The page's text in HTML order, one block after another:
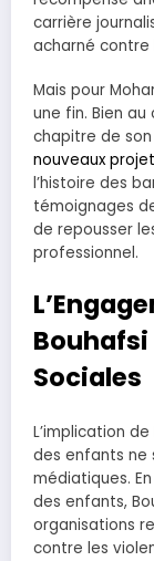
carrière
acharné contre
Mais pour
une fin. Bien
chapitre de
nouveaux
l’histoire des
témoignages
de repousser
professionnel.
Sociales
L’implication
des enfants ne
médiatiques.
des enfants,
organisations
contre les